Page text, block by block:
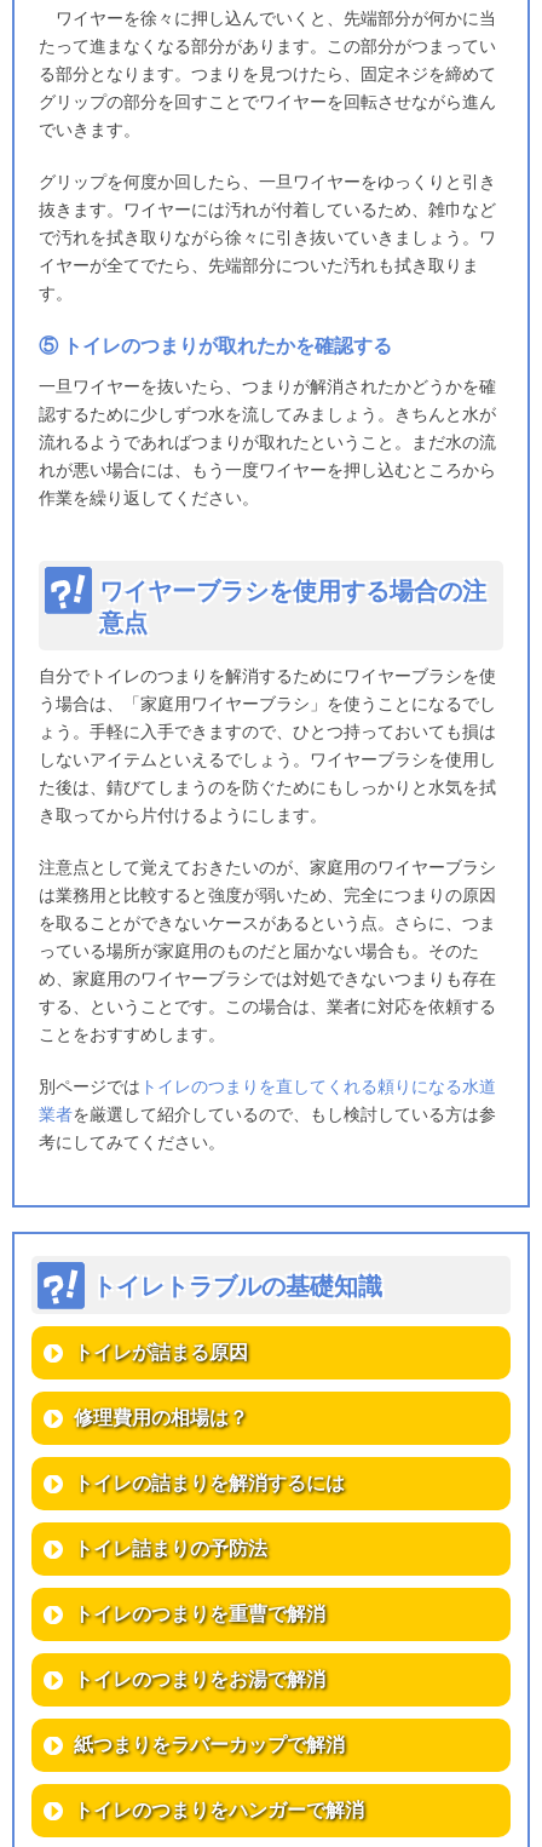
ワイヤーを徐々に押し込んでいくと、先端部分が何かに当
たって進まなくなる部分があります。この部分がつまってい
る部分となります。つまりを見つけたら、固定ネジを締めて
グリップの部分を回すことでワイヤーを回転させながら進ん
でいきます。
グリップを何度か回したら、一旦ワイヤーをゆっくりと引き
抜きます。ワイヤーには汚れが付着しているため、雑巾など
で汚れを拭き取りながら徐々に引き抜いていきましょう。ワ
イヤーが全てでたら、先端部分についた汚れも拭き取りま
す。
⑤ トイレのつまりが取れたかを確認する
一旦ワイヤーを抜いたら、つまりが解消されたかどうかを確
認するために少しずつ水を流してみましょう。きちんと水が
流れるようであればつまりが取れたということ。まだ水の流
れが悪い場合には、もう一度ワイヤーを押し込むところから
作業を繰り返してください。
ワイヤーブラシを使用する場合の注
意点
自分でトイレのつまりを解消するためにワイヤーブラシを使
う場合は、「家庭用ワイヤーブラシ」を使うことになるでし
ょう。手軽に入手できますので、ひとつ持っておいても損は
しないアイテムといえるでしょう。ワイヤーブラシを使用し
た後は、錆びてしまうのを防ぐためにもしっかりと水気を拭
き取ってから片付けるようにします。
注意点として覚えておきたいのが、家庭用のワイヤーブラシ
は業務用と比較すると強度が弱いため、完全につまりの原因
を取ることができないケースがあるという点。さらに、つま
っている場所が家庭用のものだと届かない場合も。そのた
め、家庭用のワイヤーブラシでは対処できないつまりも存在
する、ということです。この場合は、業者に対応を依頼する
ことをおすすめします。
別ページでは トイレのつまりを直してくれる頼りになる水道
業者を厳選して紹介しているので、もし検討している方は参
考にしてみてください。
トイレトラブルの基礎知識
トイレが詰まる原因
修理費用の相場は？
トイレの詰まりを解消するには
トイレ詰まりの予防法
トイレのつまりを重曹で解消
トイレのつまりをお湯で解消
紙つまりをラバーカップで解消
トイレのつまりをハンガーで解消